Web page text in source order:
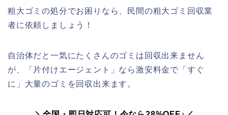
粗大ゴミの処分でお困りなら、民間の粗大ゴミ回収業
者に依頼しましょう！
自治体だと一気にたくさんのゴミは回収出来ません
が、「片付けエージェント」なら激安料金で「すぐ
に」大量のゴミを回収出来ます。